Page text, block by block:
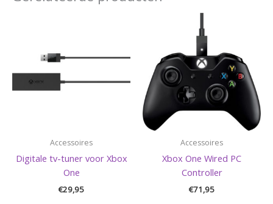
Accessoires
Digitale tv-tuner voor Xbox
One
€29,95
Accessoires
Xbox One Wired PC
Controller
€71,95